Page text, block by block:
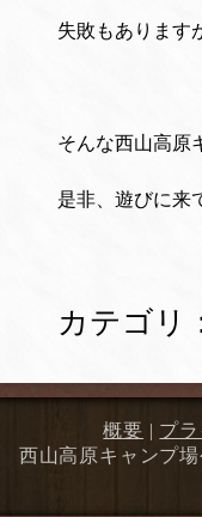
失敗もあります
そんな西山高原
是非、遊びに来
カテゴリ
概要 | プ
西山高原キャンプ